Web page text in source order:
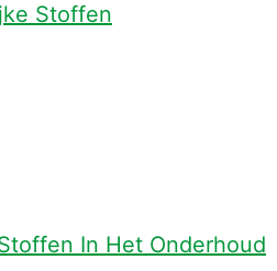
Stoffen
In Het Onderhoud